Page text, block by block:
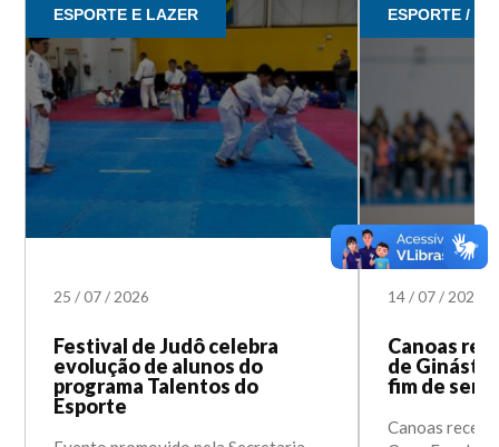
ESPORTE E LAZER
25/07/ 2026
Festival de Judô celebra
evolução de alunos do
programa Talentos do
Esporte
ESPORTE /
14/07/ 2026
Canoas
de
fim de
Canoas